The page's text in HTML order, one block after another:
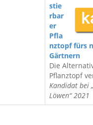
stie
rbar
er
Pfla
nztopf fürs
Gärtnern
Die
Pflanztopf
Kandidat bei
Löwen“ 2021